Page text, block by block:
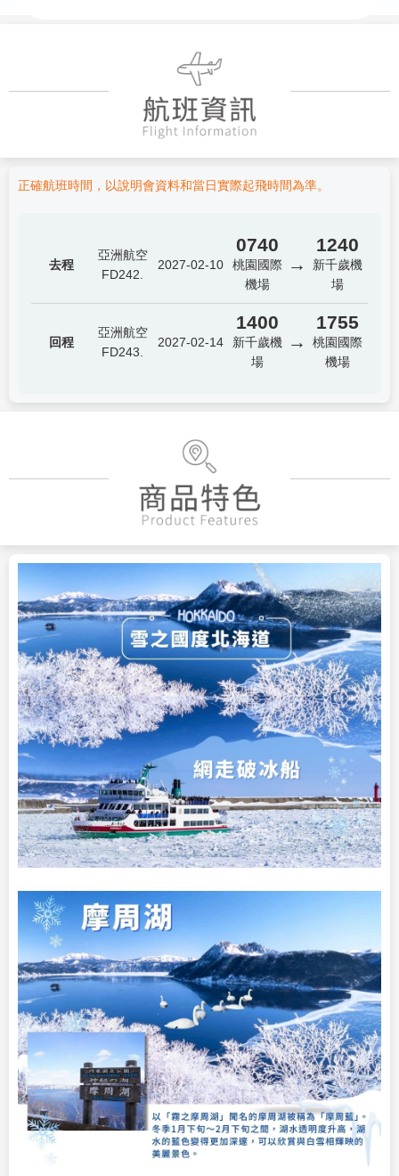
正確航班時間，以說明會資料和當日實際起飛時間為準。
去程
亞洲航空
FD242.
2027-02-10
0740
桃園國際
機場
→
1240
新千歲機
場
回程
亞洲航空
FD243.
2027-02-14
1400
新千歲機
場
→
1755
桃園國際
機場